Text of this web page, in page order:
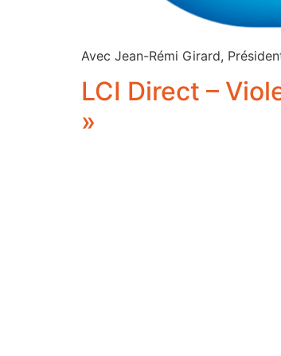
Avec Jean-Rémi Girard,
LCI Direct –
»